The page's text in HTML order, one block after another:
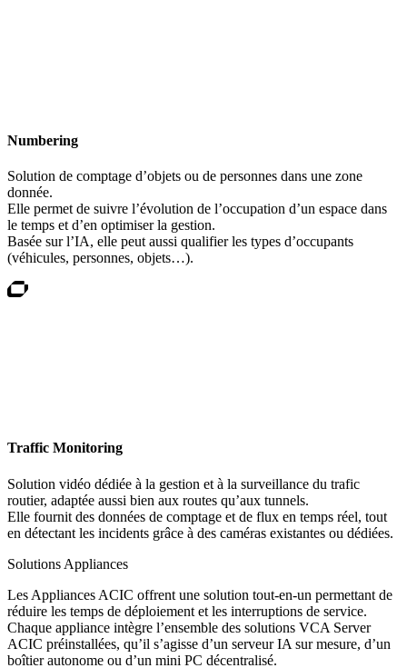
Numbering
Solution de comptage d’objets ou de personnes dans une zone
donnée.
Elle permet de suivre l’évolution de l’occupation d’un espace dans
le temps et d’en optimiser la gestion.
Basée sur l’IA, elle peut aussi qualifier les types d’occupants
(véhicules, personnes, objets…).
Traffic Monitoring
Solution vidéo dédiée à la gestion et à la surveillance du trafic
routier, adaptée aussi bien aux routes qu’aux tunnels.
Elle fournit des données de comptage et de flux en temps réel, tout
en détectant les incidents grâce à des caméras existantes ou dédiées.
Solutions Appliances
Les Appliances ACIC offrent une solution tout-en-un permettant de
réduire les temps de déploiement et les interruptions de service.
Chaque appliance intègre l’ensemble des solutions VCA Server
ACIC préinstallées, qu’il s’agisse d’un serveur IA sur mesure, d’un
boîtier autonome ou d’un mini PC décentralisé.